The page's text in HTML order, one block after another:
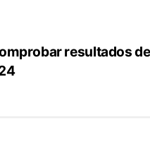
resultados